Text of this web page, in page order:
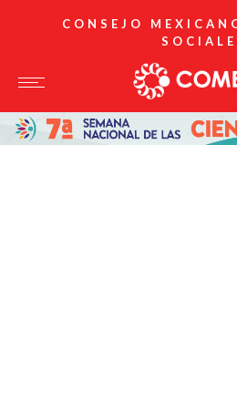
CONSEJO